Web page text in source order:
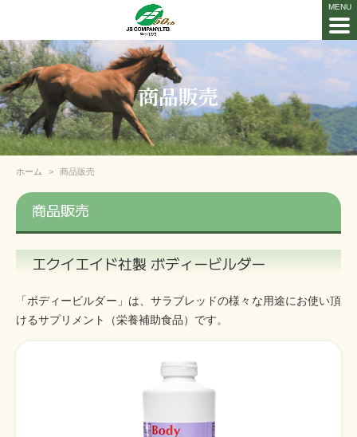
商品販売
ホーム 商品販売
商品販売
エクイエイド社製 ボディービルダー
「ボディービルダー」は、サラブレッドの様々な用途にお使い頂
けるサプリメント（栄養補助食品）です。